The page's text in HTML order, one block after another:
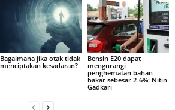
Bagaimana jika otak tidak
menciptakan kesadaran?
Bensin E20 dapat
mengurangi
penghematan bahan
bakar sebesar 2-6%: Nitin
Gadkari